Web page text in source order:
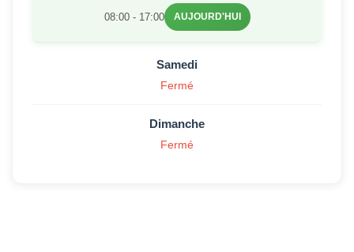
08:00 - 17:00 AUJOURD'HUI
Samedi
Fermé
Dimanche
Fermé